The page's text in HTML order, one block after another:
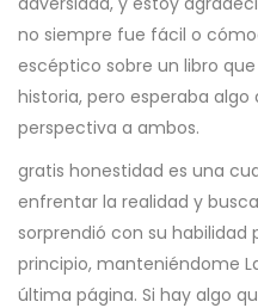
no siempre fue fácil o
escéptico sobre un libro
historia, pero esperaba
perspectiva a ambos.
gratis honestidad es una
enfrentar la realidad y
sorprendió con su
principio, manteniéndome
última página. Si hay algo